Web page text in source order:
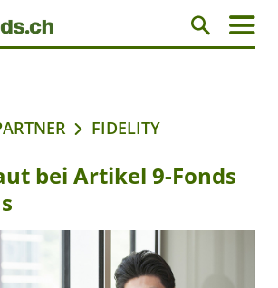
FIDELITY
bei Artikel 9-Fonds